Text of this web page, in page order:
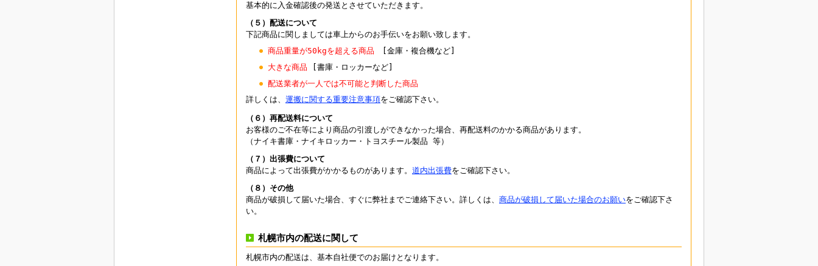
基本的に入金確認後の発送とさせていただきます。
（５）配送について
下記商品に関しましては車上からのお手伝いをお願い致します。
商品重量が50kgを超える商品 [金庫・複合機など]
大きな商品 [書庫・ロッカーなど]
配送業者が一人では不可能と判断した商品
詳しくは、 運搬に関する重要注意事項をご確認下さい。
（６）再配送料について
お客様のご不在等により商品の引渡しができなかった場合、再配送料のかかる商品があります。
（ナイキ書庫・ナイキロッカー・トヨスチール製品 等）
（７）出張費について
商品によって出張費がかかるものがあります。 道内出張費をご確認下さい。
（８）その他
商品が破損して届いた場合、すぐに弊社までご連絡下さい。詳しくは、 商品が破損して届いた場合のお願いをご確認下さ
い。
札幌市内の配送に関して
札幌市内の配送は、基本自社便でのお届けとなります。